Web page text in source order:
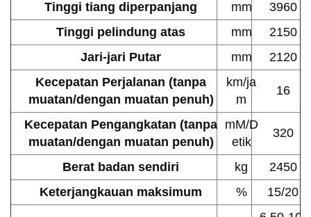
Tinggi tiang diperpanjang
mm
3960
Tinggi pelindung atas
mm
2150
Jari-jari Putar
mm
2120
Kecepatan Perjalanan (tanpa
muatan/dengan muatan penuh)
km/ja
m
16
Kecepatan Pengangkatan (tanpa
muatan/dengan muatan penuh)
mM/D
etik
320
Berat badan sendiri kg
2450
Keterjangkauan maksimum
% 15/20